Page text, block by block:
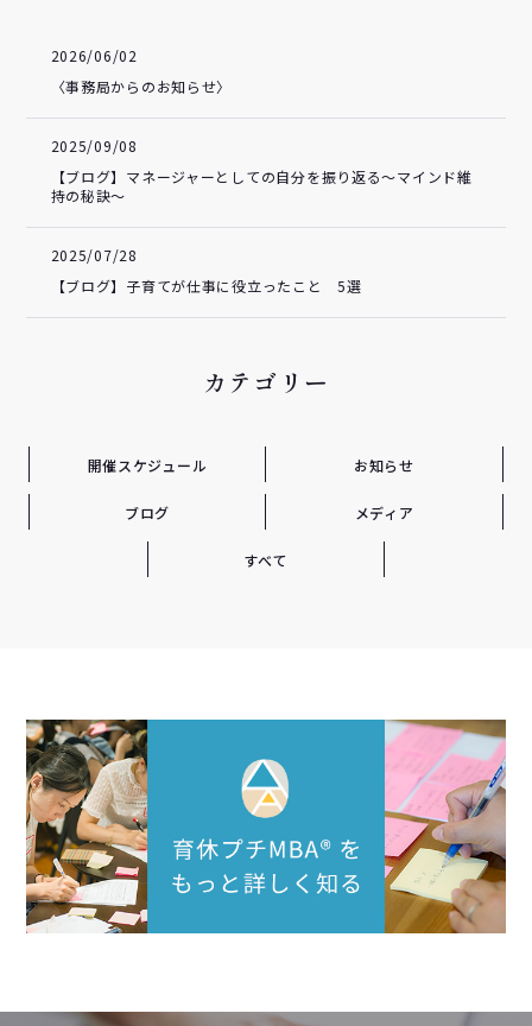
2026/06/02
〈事務局からのお知らせ〉
2025/09/08
【ブログ】マネージャーとしての自分を振り返る～マインド維
持の秘訣～
2025/07/28
【ブログ】子育てが仕事に役立ったこと 5選
カテゴリー
開催スケジュール お知らせ
ブログ メディア
すべて